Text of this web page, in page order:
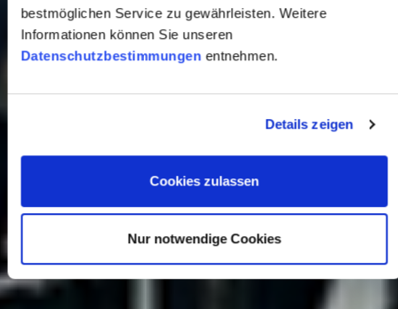
bestmöglichen Service zu gewährleisten. Weitere
Informationen können Sie unseren
Datenschutzbestimmungenentnehmen.
Details zeigen
Cookies zulassen
Nur notwendige Cookies